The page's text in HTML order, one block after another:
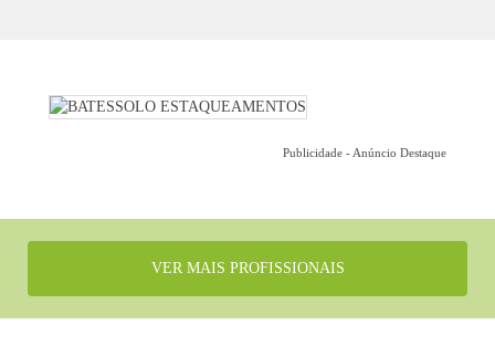
Publicidade - Anúncio Destaque
VER MAIS PROFISSIONAIS